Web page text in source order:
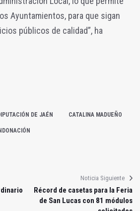
Ayuntamientos, para que sigan
públicos de calidad”, ha
DE JAÉN CATALINA MADUEÑO
Noticia Siguiente
Récord de casetas para la Feria
de San Lucas con 81 módulos